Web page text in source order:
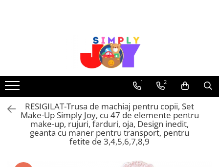
Frumusete, bijuterii, accesorii
fetite
Jucarii educative, interactive
Puzzle si seturi de construit
Stickere, Abtibilduri, Autocolante
Sosete dama
1 2
RESIGILAT-Trusa de machiaj pentru copii, Set
Make-Up Simply Joy, cu 47 de elemente pentru
make-up, rujuri, farduri, oja, Design inedit,
geanta cu maner pentru transport, pentru
fetite de 3,4,5,6,7,8,9